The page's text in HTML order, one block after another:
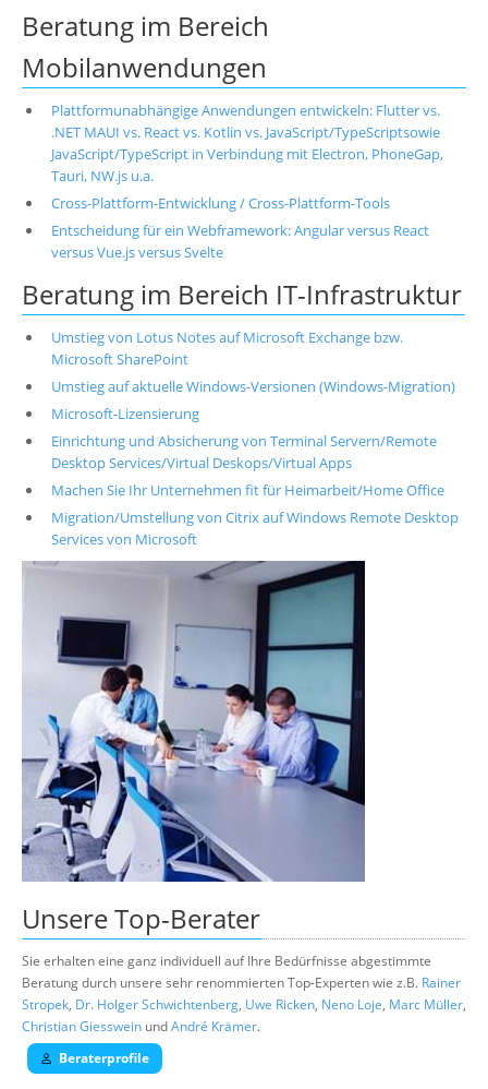
Beratung im Bereich
Mobilanwendungen
Plattformunabhängige Anwendungen entwickeln: Flutter vs.
.NET MAUI vs. React vs. Kotlin vs. JavaScript/TypeScriptsowie
JavaScript/TypeScript in Verbindung mit Electron, PhoneGap,
Tauri, NW.js u.a.
Cross-Plattform-Entwicklung / Cross-Plattform-Tools
Entscheidung für ein Webframework: Angular versus React
versus Vue.js versus Svelte
Beratung im Bereich IT-Infrastruktur
Umstieg von Lotus Notes auf Microsoft Exchange bzw.
Microsoft SharePoint
Umstieg auf aktuelle Windows-Versionen (Windows-Migration)
Microsoft-Lizensierung
Einrichtung und Absicherung von Terminal Servern/Remote
Desktop Services/Virtual Deskops/Virtual Apps
Machen Sie Ihr Unternehmen fit für Heimarbeit/Home Office
Migration/Umstellung von Citrix auf Windows Remote Desktop
Services von Microsoft
UnsereTop-Berater
Sie erhalten eine ganz individuell auf Ihre Bedürfnisse abgestimmte
Beratung durch unsere sehr renommierten Top-Experten wie z.B. Rainer
Stropek, Dr. Holger Schwichtenberg, Uwe Ricken, Neno Loje, Marc Müller,
Christian Giesswein undAndré Krämer.
Beraterprofile